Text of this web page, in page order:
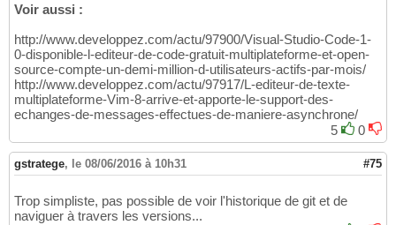
Voir aussi :
http://www.developpez.com/actu/97900/Visual-Studio-Code-1-
0-disponible-l-editeur-de-code-gratuit-multiplateforme-et-open-
source-compte-un-demi-million-d-utilisateurs-actifs-par-mois/
http://www.developpez.com/actu/97917/L-editeur-de-texte-
multiplateforme-Vim-8-arrive-et-apporte-le-support-des-
echanges-de-messages-effectues-de-maniere-asynchrone/
5
0
gstratege, le 08/06/2016 à 10h31 #75
Trop simpliste, pas possible de voir l'historique de git et de
naviguer à travers les versions...